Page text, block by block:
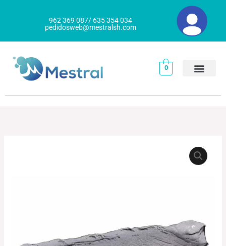
962 369 087/ 635 354 034
pedidosweb@mestralsh.com
0
69.01€